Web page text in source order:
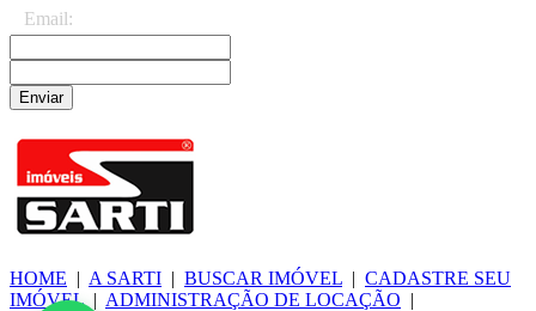
Email:
Enviar
HOME | A SARTI | BUSCAR IMÓVEL | CADASTRE SEU
IMÓVEL| ADMINISTRAÇÃO DE LOCAÇÃO |